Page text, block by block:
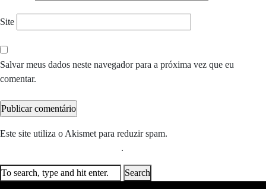
Site
Salvar meus dados neste navegador para a próxima vez que eu
comentar.
Este site utiliza o Akismet para reduzir spam.
.
Search